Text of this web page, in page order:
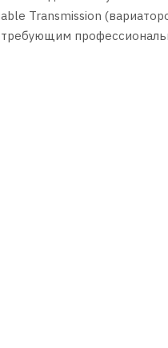
Transmission